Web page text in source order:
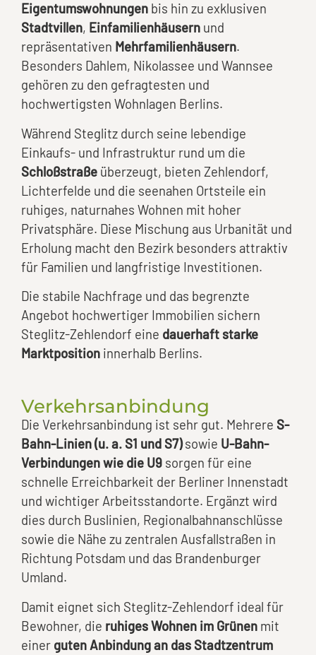
Eigentumswohnungen bis hin zu exklusiven
Stadtvillen, Einfamilienhäusern und
repräsentativen Mehrfamilienhäusern.
Besonders Dahlem, Nikolassee und Wannsee
gehören zu den gefragtesten und
hochwertigsten Wohnlagen Berlins.
Während Steglitz durch seine lebendige
Einkaufs- und Infrastruktur rund um die
Schloßstraße überzeugt, bieten Zehlendorf,
Lichterfelde und die seenahen Ortsteile ein
ruhiges, naturnahes Wohnen mit hoher
Privatsphäre. Diese Mischung aus Urbanität und
Erholung macht den Bezirk besonders attraktiv
für Familien und langfristige Investitionen.
Die stabile Nachfrage und das begrenzte
Angebot hochwertiger Immobilien sichern
Steglitz-Zehlendorf eine dauerhaft starke
Marktposition innerhalb Berlins.
Verkehrsanbindung
Die Verkehrsanbindung ist sehr gut. Mehrere S-
Bahn-Linien (u. a. S1 und S7)sowie U-Bahn-
Verbindungen wie die U9 sorgen für eine
schnelle Erreichbarkeit der Berliner Innenstadt
und wichtiger Arbeitsstandorte. Ergänzt wird
dies durch Buslinien, Regionalbahnanschlüsse
sowie die Nähe zu zentralen Ausfallstraßen in
Richtung Potsdam und das Brandenburger
Umland.
Damit eignet sich Steglitz-Zehlendorf ideal für
Bewohner, die ruhiges Wohnen im Grünen mit
einer guten Anbindung an das Stadtzentrum